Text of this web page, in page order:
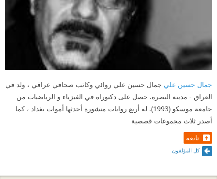
جمال حسين علي جمال حسين علي روائي وكاتب صحافي عراقي ، ولد في
العراق - مدينة البصرة. حصل على دكتوراه في الفيزياء و الرياضيات من
جامعة موسكو (1993). له أربع روايات منشورة أحدثها أموات بغداد ، كما
أصدر ثلاث مجموعات قصصية
تابعه
كل المؤلفون